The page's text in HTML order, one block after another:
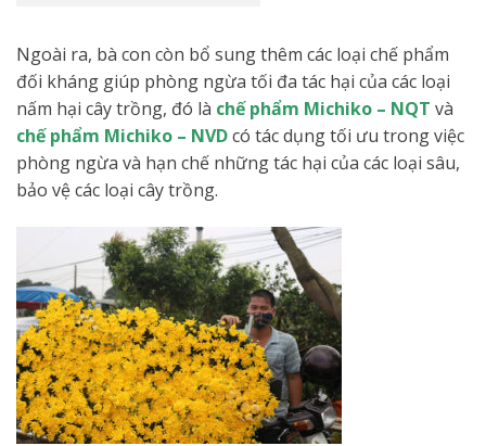
Ngoài ra, bà con còn bổ sung thêm các loại chế phẩm
đối kháng giúp phòng ngừa tối đa tác hại của các loại
nấm hại cây trồng, đó là chế phẩm Michiko – NQT và
chế phẩm Michiko – NVDcó tác dụng tối ưu trong việc
phòng ngừa và hạn chế những tác hại của các loại sâu,
bảo vệ các loại cây trồng.